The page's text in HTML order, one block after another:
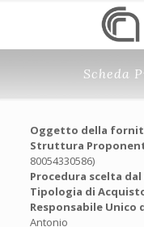
Scheda
Oggetto della
Struttura
80054330586)
Procedura scelta
Tipologia di
Responsabile Unico
Antonio